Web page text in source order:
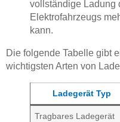
vollständige Ladung
Elektrofahrzeugs
kann.
Die folgende Tabelle gibt
wichtigsten Arten von
Ladegerät Typ
Tragbares Ladegerät